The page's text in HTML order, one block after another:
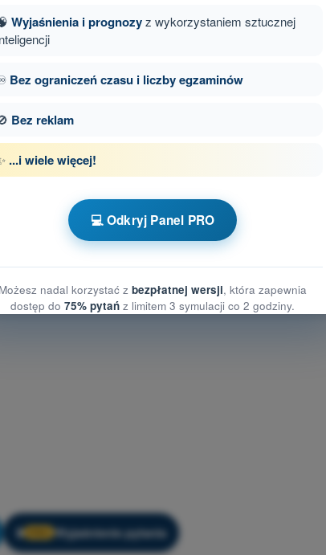
z 136
czasowym Dron STS - świadectwo
Dron STS - Meteorologia
🔒 Wyjaśnienie pytania
Wyjaśnienia i prognozyz wykorzystaniem sztucznej
Bez ograniczeń czasu i liczby egzaminów
Bez reklam
...i wiele więcej!
💻 Odkryj Panel PRO
Możesz nadal korzystać z bezpłatnej wersji, która zapewnia
dostęp do 75% pytań z limitem 3 symulacji co 2 godziny.